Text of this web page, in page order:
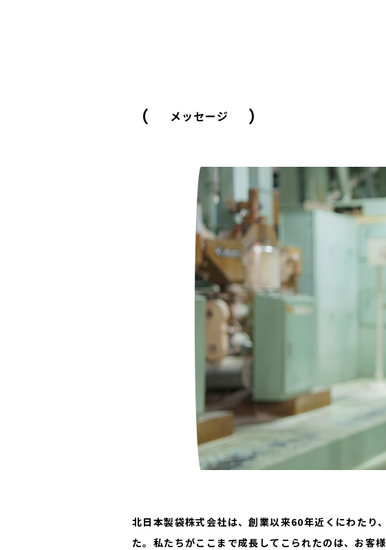
（ メッセージ ）
北日本製袋株式会社は、創業以来60年近くにわたり
た。私たちがここまで成長してこられたのは、お客